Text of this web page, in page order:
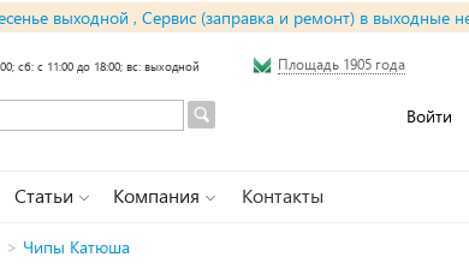
выходной , Сервис (заправка и ремонт) в выходные
сб: с 11:00 до 18:00; вс: выходной Площадь 1905 года
Войти
Статьи Компания Контакты
> Чипы Катюша